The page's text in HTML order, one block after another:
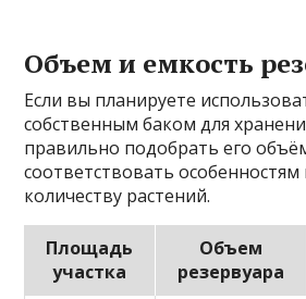
Объем и емкость
Если вы планируете
собственным баком для
правильно подобрать его
соответствовать особенностям
количеству растений.
Площадь
участка
Объем
резервуара